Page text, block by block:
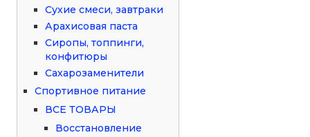
Сухие смеси, завтраки
Арахисовая паста
Сиропы, топпинги,
конфитюры
Сахарозаменители
Спортивное питание
ВСЕ ТОВАРЫ
Восстановление